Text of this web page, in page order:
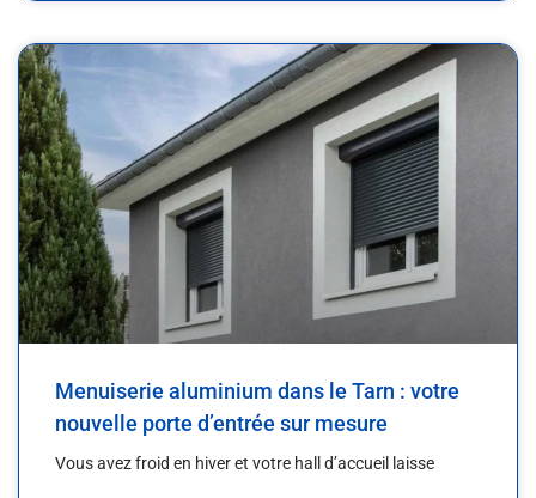
Menuiserie aluminium dans le Tarn : votre
nouvelle porte d’entrée sur mesure
Vous avez froid en hiver et votre hall d’accueil laisse